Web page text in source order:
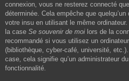
connexion, vous ne resterez connecté
déterminée. Cela empêche que
votre insu en utilisant le même
la case Se souvenir de moi lors de la
recommandé si vous utilisez un
(bibliothèque, cyber-café, université,
case, cela signifie qu’un administrateur
fonctionnalité.